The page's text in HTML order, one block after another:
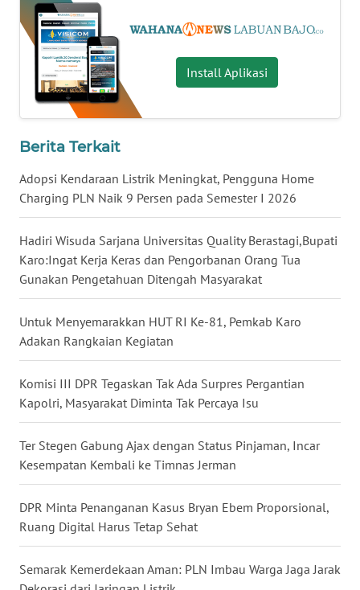
Install Aplikasi
Berita Terkait
Adopsi Kendaraan Listrik Meningkat, Pengguna Home
Charging PLN Naik 9 Persen pada Semester I 2026
Hadiri Wisuda Sarjana Universitas Quality Berastagi,Bupati
Karo:Ingat Kerja Keras dan Pengorbanan Orang Tua
Gunakan Pengetahuan Ditengah Masyarakat
Untuk Menyemarakkan HUT RI Ke-81, Pemkab Karo
Adakan Rangkaian Kegiatan
Komisi III DPR Tegaskan Tak Ada Surpres Pergantian
Kapolri, Masyarakat Diminta Tak Percaya Isu
Ter Stegen Gabung Ajax dengan Status Pinjaman, Incar
Kesempatan Kembali ke Timnas Jerman
DPR Minta Penanganan Kasus Bryan Ebem Proporsional,
Ruang Digital Harus Tetap Sehat
Semarak Kemerdekaan Aman: PLN Imbau Warga Jaga Jarak
WN
SUMBAR
WN
SUMSEL
WN
JATENG
WN
NUSANTARA
WN
JOGJA
WN
JATIM
WN
BALI
WN
KALBAR